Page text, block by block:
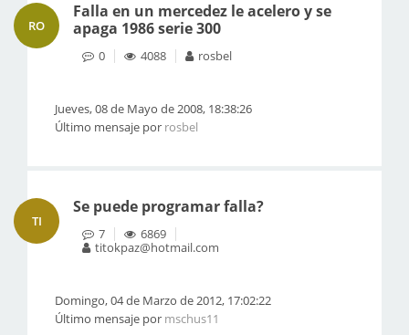
RO
Falla en un mercedez le acelero y se
apaga 1986 serie 300
0 4088 rosbel
Jueves, 08 de Mayo de 2008, 18:38:26
Último mensaje por rosbel
TI
Se puede programar falla?
7
6869
titokpaz@hotmail.com
Domingo, 04 de Marzo de 2012, 17:02:22
Último mensaje por mschus11